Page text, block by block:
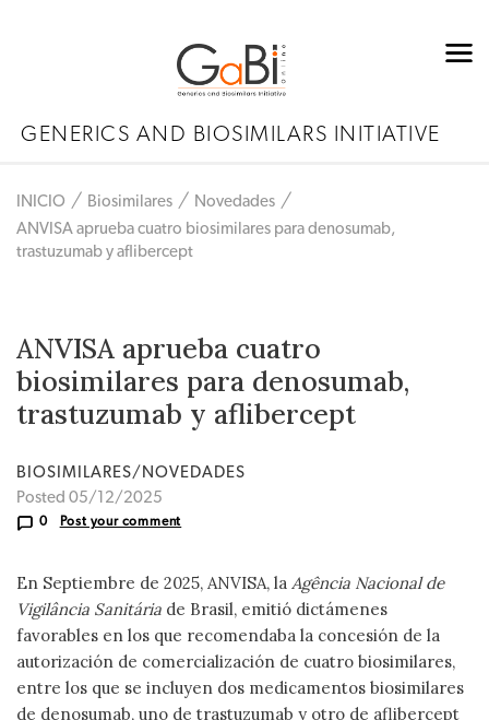
GENERICS AND BIOSIMILARS INITIATIVE
INICIO Biosimilares
Novedades
ANVISA aprueba cuatro biosimilares para denosumab,
trastuzumab y aflibercept
ANVISA aprueba cuatro
biosimilares para denosumab,
trastuzumab y aflibercept
BIOSIMILARES/NOVEDADES
Posted 05/12/2025
0 Post your comment
En Septiembre de 2025, ANVISA, la Agência Nacional de
Vigilância Sanitária de Brasil, emitió dictámenes
favorables en los que recomendaba la concesión de la
autorización de comercialización de cuatro biosimilares,
entre los que se incluyen dos medicamentos biosimilares
de denosumab, uno de trastuzumab y otro de aflibercept